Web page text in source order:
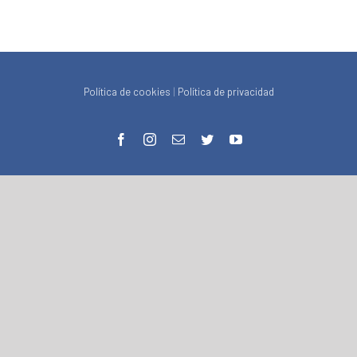
Política de cookies | Política de privacidad
facebookinstagram
Correotwitteryoutube